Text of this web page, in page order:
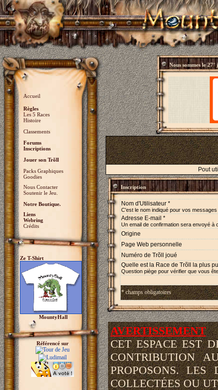
Accueil
Règles
Les 5 Races
Histoire
Classements
Forums
Inscriptions
Jouer son Trõll
Packs Graphiques
Goodies
Nous Contacter
Soutenir le Jeu.
Notre Boutique.
Liens
Webring
Crédits
Ze T-Shirt
MountyHall
Référencé sur
Nous sommes le27°
Pout
Inscription
Nom d'Utilisateur *
C'est le nom indiqué pour vos
Adresse E-mail *
Un email de confirmation sera envoyé à
Origine
Page Web personnelle
Numéro de Trõll joué
Quelle est la Race de Trõll la plus
Question piège pour vérifier que vous
* champs obligatoires
AVERTISSEMENT
CET ESPACE EST
CONTRIBUTION
PROPOSONS.
COLLECTÉES OU